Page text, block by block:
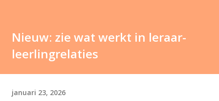
Nieuw: zie wat werkt in leraar-
leerlingrelaties
januari 23, 2026